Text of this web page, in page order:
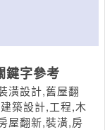
鍵字參考
潢設計,舊屋翻
築設計,工程,木
屋翻新,裝潢,房